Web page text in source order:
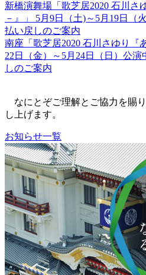
新橋演舞場「歌芝居2020 石川さ
－』」 5月9日（土)～5月19日（
払い戻しのご案内
南座「歌芝居2020 石川さゆり『
22日（金）～5月24日（日）公
しのご案内
なにとぞご理解とご協力を賜
し上げます。
お知らせ一覧